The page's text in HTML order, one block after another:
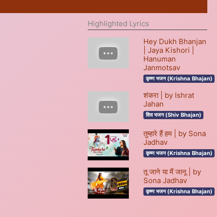
Highlighted Lyrics
Hey Dukh Bhanjan
| Jaya Kishori |
Hanuman
Janmotsav
कृष्ण भजन (Krishna Bhajan)
शंकरा | by Ishrat
Jahan
शिव भजन (Shiv Bhajan)
तुम्हारे हैं हम | by Sona
Jadhav
कृष्ण भजन (Krishna Bhajan)
तू जाने या मैं जानू | by
Sona Jadhav
कृष्ण भजन (Krishna Bhajan)